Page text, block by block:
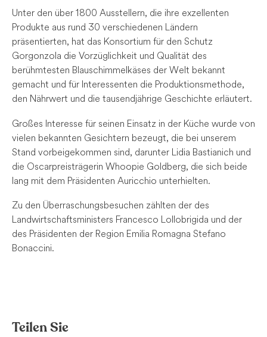
Unter den über 1800 Ausstellern, die ihre exzellenten
Produkte aus rund 30 verschiedenen Ländern
präsentierten, hat das Konsortium für den Schutz
Gorgonzola die Vorzüglichkeit und Qualität des
berühmtesten Blauschimmelkäses der Welt bekannt
gemacht und für Interessenten die Produktionsmethode,
den Nährwert und die tausendjährige Geschichte erläutert.
Großes Interesse für seinen Einsatz in der Küche wurde von
vielen bekannten Gesichtern bezeugt, die bei unserem
Stand vorbeigekommen sind, darunter Lidia Bastianich und
die Oscarpreisträgerin Whoopie Goldberg, die sich beide
lang mit dem Präsidenten Auricchio unterhielten.
Zu den Überraschungsbesuchen zählten der des
Landwirtschaftsministers Francesco Lollobrigida und der
des Präsidenten der Region Emilia Romagna Stefano
Bonaccini.
Teilen Sie